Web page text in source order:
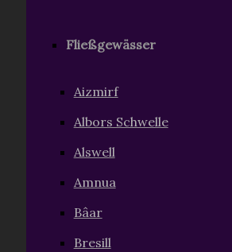
Fließgewässer
Aizmirf
Albors Schwelle
Alswell
Amnua
Bâar
Bresill